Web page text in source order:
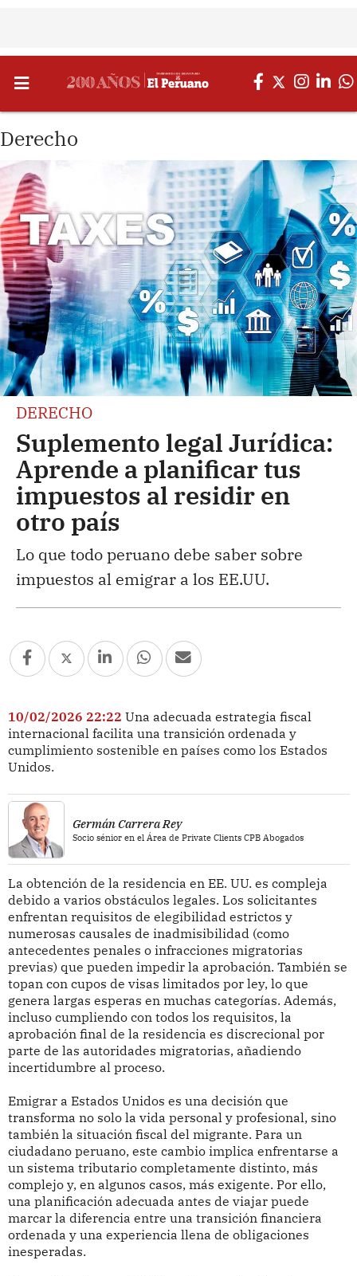
Derecho
DERECHO
Suplemento legal Jurídica:
Aprende a planificar tus
impuestos al residir en
otro país
Lo que todo peruano debe saber sobre
impuestos al emigrar a los EE.UU.
10/02/2026 22:22 Una adecuada estrategia fiscal
internacional facilita una transición ordenada y
cumplimiento sostenible en países como los Estados
Unidos.
Germán Carrera Rey
Socio sénior en el Área de Private Clients CPB Abogados
La obtención de la residencia en EE. UU. es compleja
debido a varios obstáculos legales. Los solicitantes
enfrentan requisitos de elegibilidad estrictos y
numerosas causales de inadmisibilidad (como
antecedentes penales o infracciones migratorias
previas) que pueden impedir la aprobación. También se
topan con cupos de visas limitados por ley, lo que
genera largas esperas en muchas categorías. Además,
incluso cumpliendo con todos los requisitos, la
aprobación final de la residencia es discrecional por
parte de las autoridades migratorias, añadiendo
incertidumbre al proceso.
Emigrar a Estados Unidos es una decisión que
transforma no solo la vida personal y profesional, sino
también la situación fiscal del migrante. Para un
ciudadano peruano, este cambio implica enfrentarse a
un sistema tributario completamente distinto, más
complejo y, en algunos casos, más exigente. Por ello,
una planificación adecuada antes de viajar puede
marcar la diferencia entre una transición financiera
ordenada y una experiencia llena de obligaciones
inesperadas.